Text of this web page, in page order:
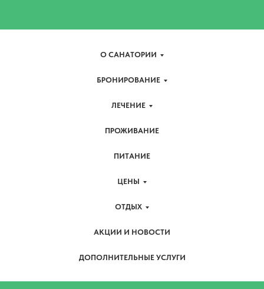
О САНАТОРИИ
БРОНИРОВАНИЕ
ЛЕЧЕНИЕ
ПРОЖИВАНИЕ
ПИТАНИЕ
ЦЕНЫ
ОТДЫХ
АКЦИИ И НОВОСТИ
ДОПОЛНИТЕЛЬНЫЕ УСЛУГИ